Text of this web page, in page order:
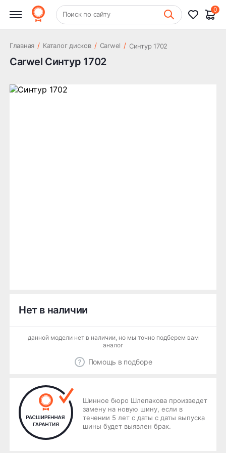
+7 (831) 261-35-35 Шиномонтаж
Поиск по сайту
0
Главная / Каталог дисков / Carwel / Синтур 1702
Carwel Синтур 1702
Нет в наличии
данной модели нет в наличии, но мы точно подберем вам
аналог
Помощь в подборе
Шинное бюро Шлепакова произведет
замену на новую шину, если в
течении 5 лет с даты с даты выпуска
шины будет выявлен брак.